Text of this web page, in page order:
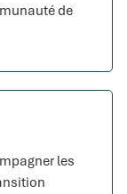
de
les